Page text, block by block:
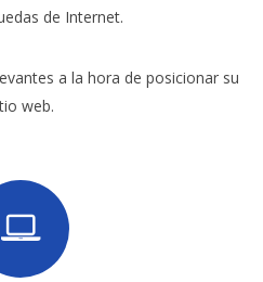
de Internet.
a la hora de posicionar su
web.